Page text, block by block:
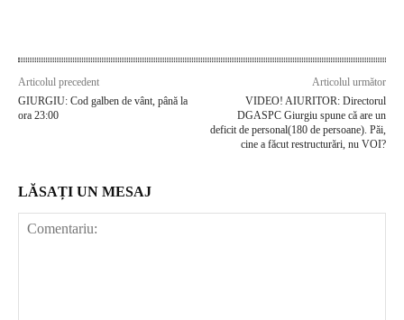
Articolul precedent
GIURGIU: Cod galben de vânt, până la
ora 23:00
Articolul următor
VIDEO! AIURITOR: Directorul
DGASPC Giurgiu spune că are un
deficit de personal(180 de persoane). Păi,
cine a făcut restructurări, nu VOI?
LĂSAȚI UN MESAJ